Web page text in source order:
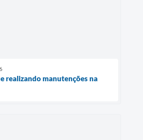
realizando manutenções na